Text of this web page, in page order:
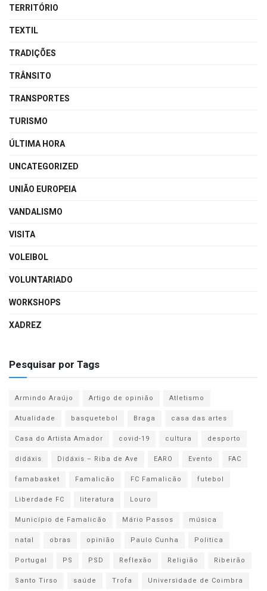
TERRITÓRIO
TEXTIL
TRADIÇÕES
TRÂNSITO
TRANSPORTES
TURISMO
ÚLTIMA HORA
UNCATEGORIZED
UNIÃO EUROPEIA
VANDALISMO
VISITA
VOLEIBOL
VOLUNTARIADO
WORKSHOPS
XADREZ
Pesquisar por Tags
Armindo Araújo Artigo de opinião
Atletismo
Atualidade
basquetebol Braga
casa das artes
Casa do Artista Amador
covid-19 cultura
desporto
didáxis
Didáxis – Riba de Ave EARO Evento
FAC
famabasket
Famalicão FC Famalicão
futebol
Liberdade FC
literatura
Louro
Município de Famalicão
Mário Passos
música
natal
obras opinião Paulo Cunha
Politica
Portugal
PS PSD Reflexão Religião
Ribeirão
Santo Tirso
saúde Trofa
Universidade de Coimbra